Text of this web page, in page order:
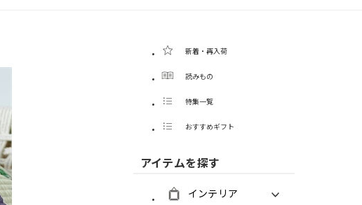
新着・再入荷
読みもの
特集一覧
おすすめギフト
アイテムを探す
インテリア